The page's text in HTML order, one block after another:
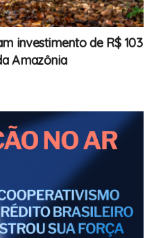
investimento de R$ 103
Amazônia